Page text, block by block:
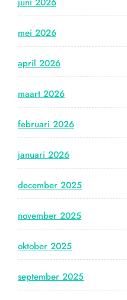
mei 2026
april 2026
maart 2026
februari 2026
januari 2026
december 2025
november 2025
oktober 2025
september 2025